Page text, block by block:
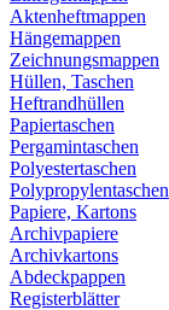
Aktenheftmappen
Hängemappen
Zeichnungsmappen
Hüllen, Taschen
Heftrandhüllen
Papiertaschen
Pergamintaschen
Polyestertaschen
Polypropylentaschen
Papiere, Kartons
Archivpapiere
Archivkartons
Abdeckpappen
Registerblätter